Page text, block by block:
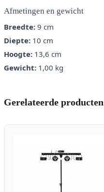
Afmetingen en gewicht
Breedte: 9 cm
Diepte: 10 cm
Hoogte: 13,6 cm
Gewicht: 1,00 kg
Gerelateerde producten